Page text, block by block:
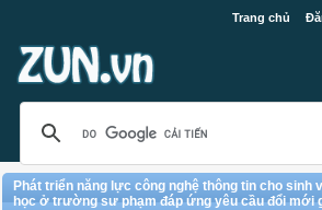
Trang chủ
Phát triển năng lực công nghệ thông tin cho sinh
học ở trường sư phạm đáp ứng yêu cầu đổi mới